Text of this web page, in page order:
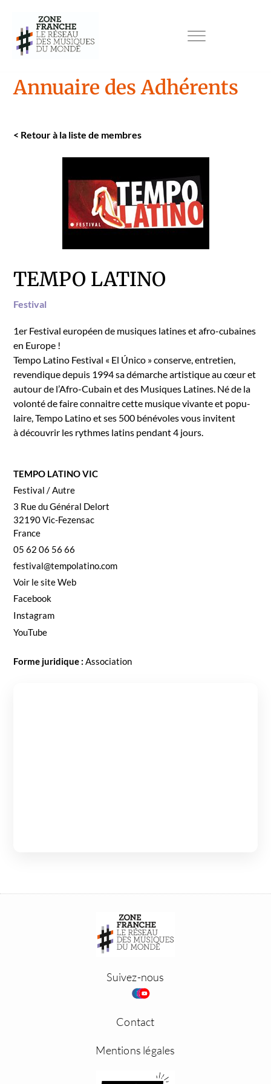
Annuaire des Adhérents
< Retour à la liste de mem­bres
TEMPO LATINO VIC
Fes­ti­val / Autre
3 Rue du Général Delort
32190Vic-Fezen­sac
France
05 62 06 56 66
festival@tempolatino.com
Voir le site Web
Face­book
Insta­gram
YouTube
Forme juridique : Asso­ci­a­tion
TEMPO LATINO
Fes­ti­val
1er Fes­ti­val européen de musiques latines et afro-cubaines
en Europe !
Tem­po Lati­no Fes­ti­val « El Úni­co » con­serve, entre­tien,
revendique depuis 1994 sa démarche artis­tique au cœur et
autour de l’Afro-Cubain et des Musiques Latines. Né de la
volon­té de faire con­naitre cette musique vivante et pop­u­
laire, Tem­po Lati­no et ses 500 bénév­oles vous invi­tent
à décou­vrir les rythmes latins pen­dant 4 jours.
Suivez-nous
Contact
Mentions légales